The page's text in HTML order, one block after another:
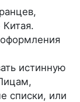
истинную
списки, или